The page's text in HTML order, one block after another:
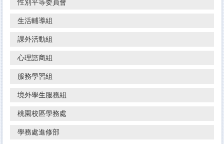
性別平等委員會
生活輔導組
課外活動組
心理諮商組
服務學習組
境外學生服務組
桃園校區學務處
學務處進修部